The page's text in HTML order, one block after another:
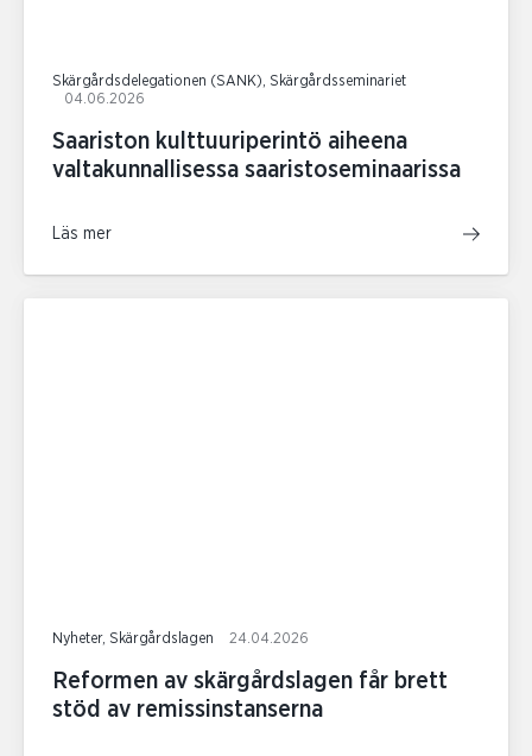
Skärgårdsdelegationen (SANK), Skärgårdsseminariet
04.06.2026
Saariston kulttuuriperintö aiheena
valtakunnallisessa saaristoseminaarissa
Läs mer
Nyheter, Skärgårdslagen 24.04.2026
Reformen av skärgårdslagen får brett
stöd av remissinstanserna